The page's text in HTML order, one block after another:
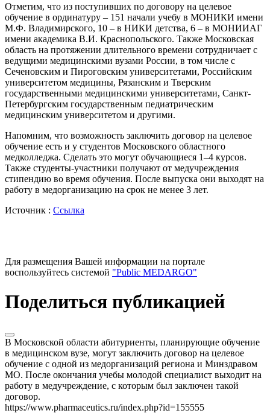
Отметим, что из поступивших по договору на целевое
обучение в ординатуру – 151 начали учебу в МОНИКИ имени
М.Ф. Владимирского, 10 – в НИКИ детства, 6 – в МОНИИАГ
имени академика В.И. Краснопольского. Также Московская
область на протяжении длительного времени сотрудничает с
ведущими медицинскими вузами России, в том числе с
Сеченовским и Пироговским университетами, Российским
университетом медицины, Рязанским и Тверским
государственными медицинскими университетами, Санкт-
Петербургским государственным педиатрическим
медицинским университетом и другими.
Напомним, что возможность заключить договор на целевое
обучение есть и у студентов Московского областного
медколледжа. Сделать это могут обучающиеся 1–4 курсов.
Также студенты-участники получают от медучреждения
стипендию во время обучения. После выпуска они выходят на
работу в медорганизацию на срок не менее 3 лет.
Источник : Ссылка
Для размещения Вашей информации на портале
воспользуйтесь системой "Public MEDARGO"
Поделиться публикацией
В Московской области абитуриенты, планирующие обучение
в медицинском вузе, могут заключить договор на целевое
обучение с одной из медорганизаций региона и Минздравом
МО. После окончания учебы молодой специалист выходит на
работу в медучреждение, с которым был заключен такой
договор.
https://www.pharmaceutics.ru/index.php?id=155555